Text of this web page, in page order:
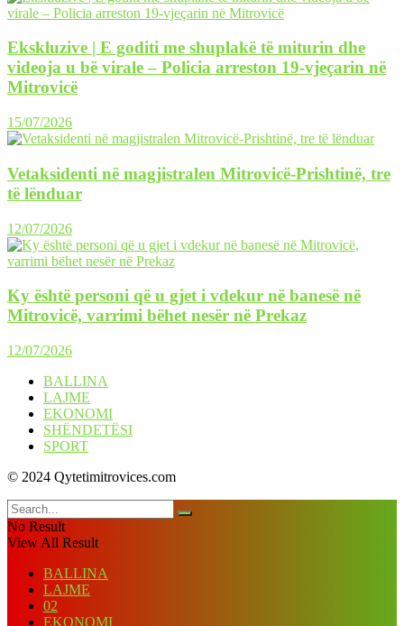
Ekskluzive | E goditi me shuplakë të miturin dhe
videoja u bë virale – Policia arreston 19-vjeçarin në
Mitrovicë
15/07/2026
Vetaksidenti në magjistralen Mitrovicë-Prishtinë, tre
të lënduar
12/07/2026
Ky është personi që u gjet i vdekur në banesë në
Mitrovicë, varrimi bëhet nesër në Prekaz
12/07/2026
BALLINA
LAJME
EKONOMI
SHËNDETËSI
SPORT
© 2024 Qytetimitrovices.com
No Result
View All Result
BALLINA
LAJME
02
EKONOMI